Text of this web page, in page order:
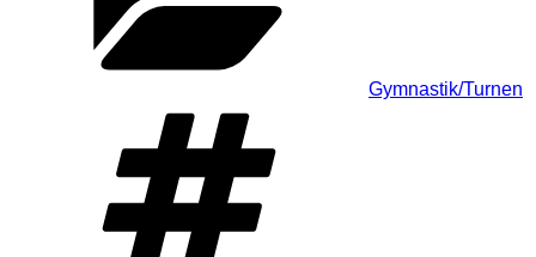
Gymnastik/Turnen